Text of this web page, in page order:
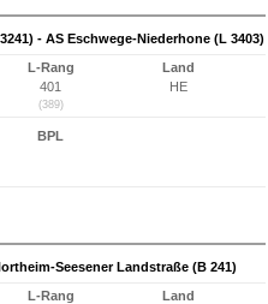
- AS Eschwege-Niederhone (L 3403)
L-Rang
401
(389)
Land
HE
BPL
Seesener Landstraße (B 241)
L-Rang
Land